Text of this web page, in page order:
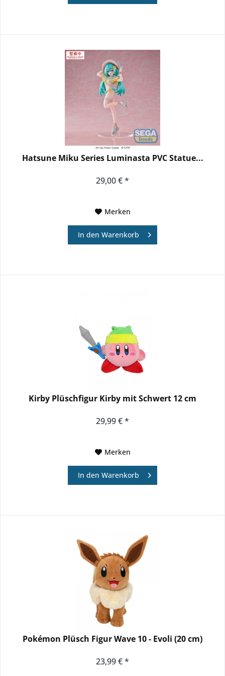
Hatsune Miku Series Luminasta PVC Statue...
29,00 € *
Merken
In den Warenkorb
Kirby Plüschfigur Kirby mit Schwert 12 cm
29,99 € *
Merken
In den Warenkorb
Pokémon Plüsch Figur Wave 10 - Evoli (20 cm)
23,99 € *